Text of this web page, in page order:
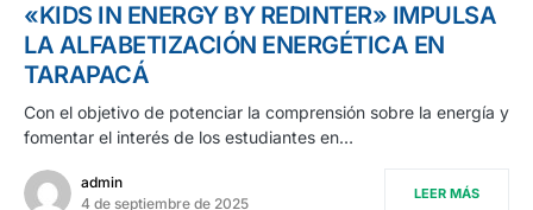
«KIDS IN ENERGY BY REDINTER» IMPULSA
LA ALFABETIZACIÓN ENERGÉTICA EN
TARAPACÁ
Con el objetivo de potenciar la comprensión sobre la energía y
fomentar el interés de los estudiantes en…
admin
4 de septiembre de 2025
LEER MÁS